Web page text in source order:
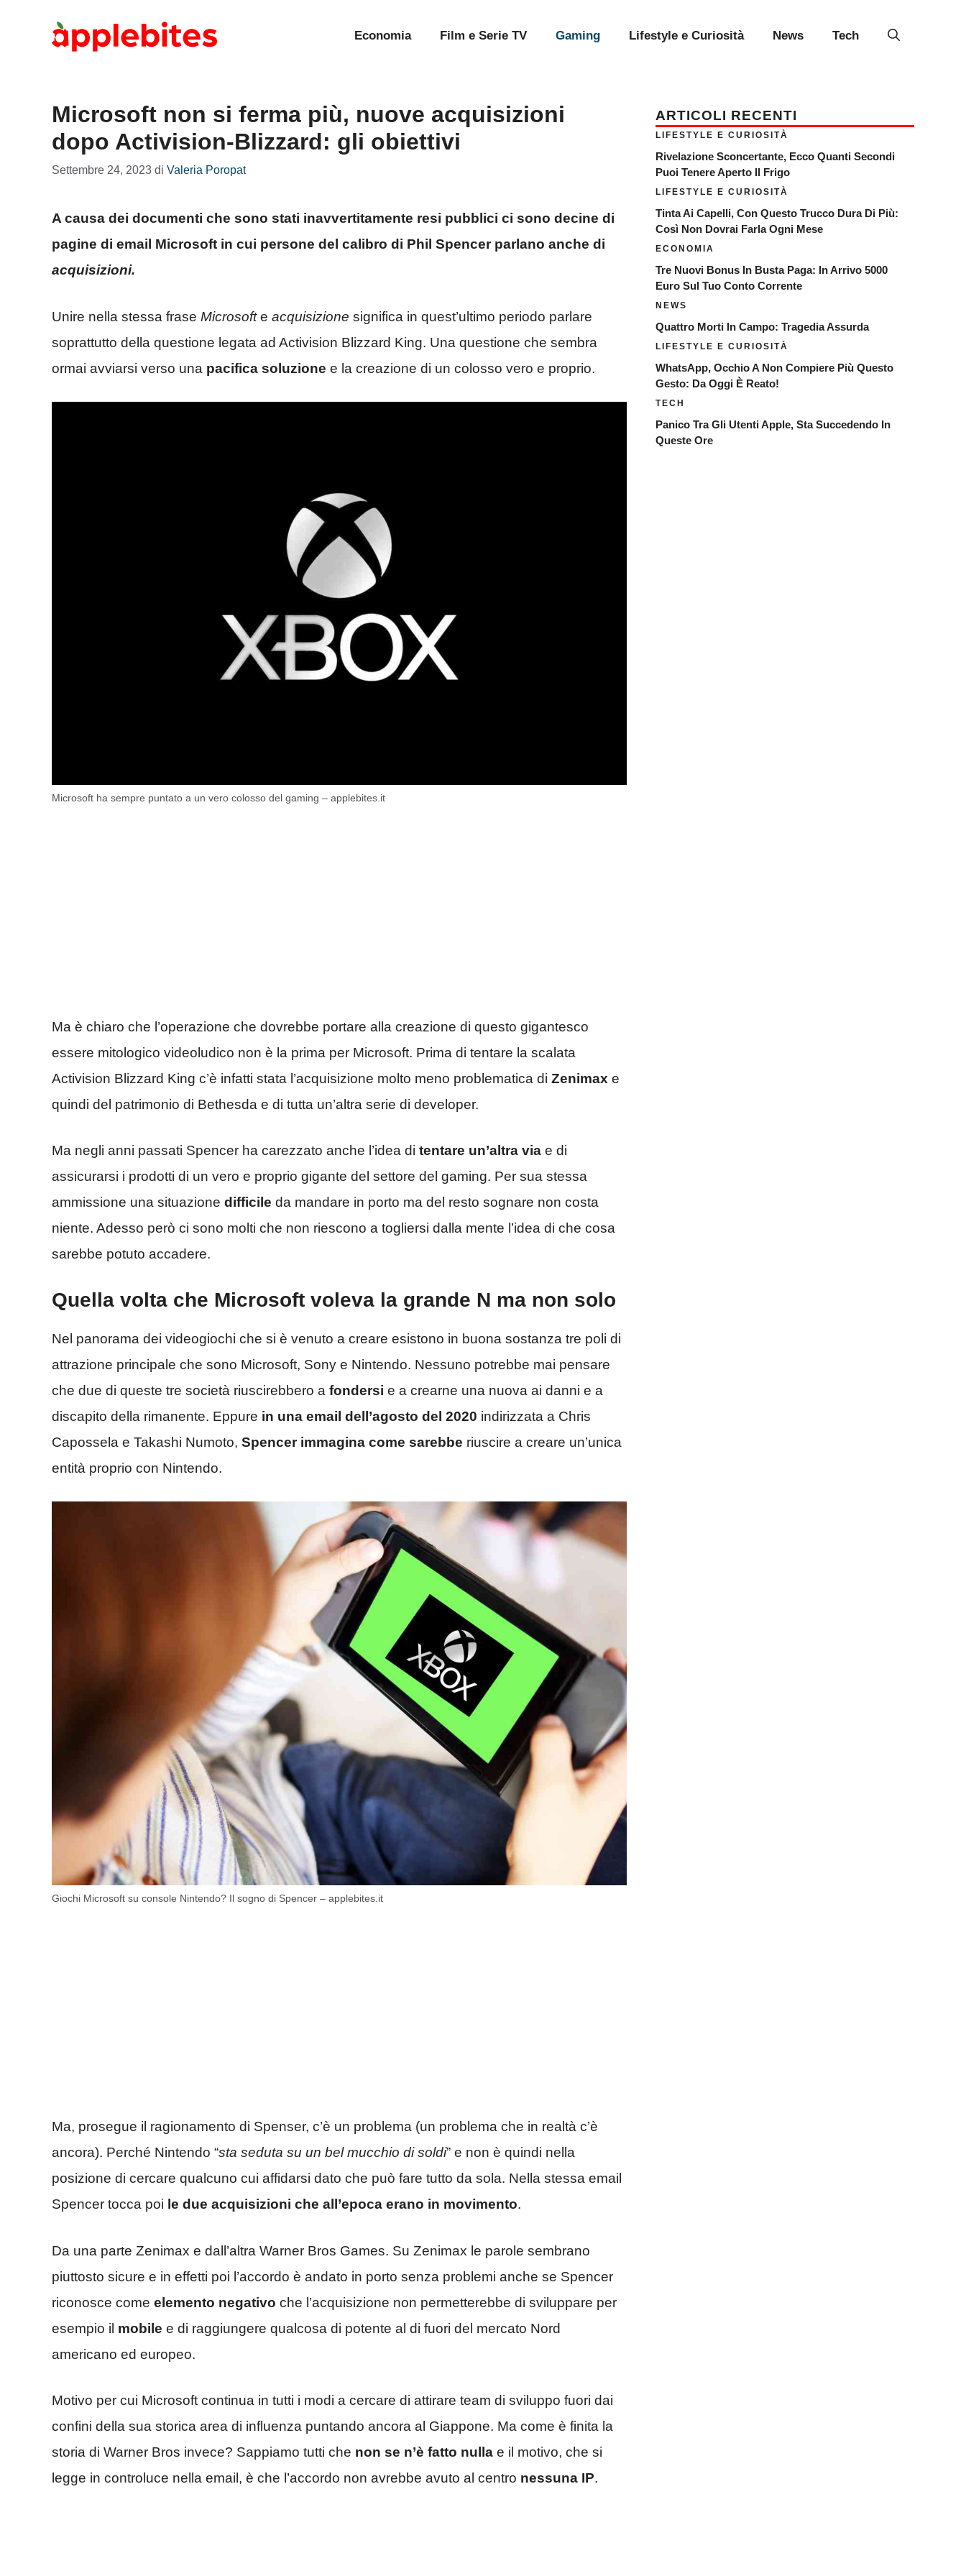
Economia Film e Serie TV Gaming Lifestyle e Curiosità News Tech
Microsoft non si ferma più, nuove acquisizioni
dopo Activision-Blizzard: gli obiettivi
Settembre 24, 2023 di Valeria Poropat
A causa dei documenti che sono stati inavvertitamente resi pubblici ci sono decine di
pagine di email Microsoft in cui persone del calibro di Phil Spencer parlano anche di
acquisizioni.
Unire nella stessa frase Microsofte acquisizione significa in quest’ultimo periodo parlare
soprattutto della questione legata ad Activision Blizzard King. Una questione che sembra
ormai avviarsi verso una pacifica soluzione e la creazione di un colosso vero e proprio.
Microsoft ha sempre puntato a un vero colosso del gaming – applebites.it
Ma è chiaro che l’operazione che dovrebbe portare alla creazione di questo gigantesco
essere mitologico videoludico non è la prima per Microsoft. Prima di tentare la scalata
Activision Blizzard King c’è infatti stata l’acquisizione molto meno problematica di Zenimax e
quindi del patrimonio di Bethesda e di tutta un’altra serie di developer.
Ma negli anni passati Spencer ha carezzato anche l’idea di tentare un’altra via e di
assicurarsi i prodotti di un vero e proprio gigante del settore del gaming. Per sua stessa
ammissione una situazione difficile da mandare in porto ma del resto sognare non costa
niente. Adesso però ci sono molti che non riescono a togliersi dalla mente l’idea di che cosa
sarebbe potuto accadere.
Quella volta che Microsoft voleva la grande N ma non solo
Nel panorama dei videogiochi che si è venuto a creare esistono in buona sostanza tre poli di
attrazione principale che sono Microsoft, Sony e Nintendo. Nessuno potrebbe mai pensare
che due di queste tre società riuscirebbero a fondersi e a crearne una nuova ai danni e a
discapito della rimanente. Eppure in una email dell’agosto del 2020 indirizzata a Chris
Capossela e Takashi Numoto, Spencer immagina come sarebbe riuscire a creare un’unica
entità proprio con Nintendo.
Giochi Microsoft su console Nintendo? Il sogno di Spencer – applebites.it
Ma, prosegue il ragionamento di Spenser, c’è un problema (un problema che in realtà c’è
ancora). Perché Nintendo “sta seduta su un bel mucchio di soldi” e non è quindi nella
posizione di cercare qualcuno cui affidarsi dato che può fare tutto da sola. Nella stessa email
Spencer tocca poi le due acquisizioni che all’epoca erano in movimento.
Da una parte Zenimax e dall’altra Warner Bros Games. Su Zenimax le parole sembrano
piuttosto sicure e in effetti poi l’accordo è andato in porto senza problemi anche se Spencer
riconosce come elemento negativo che l’acquisizione non permetterebbe di sviluppare per
esempio il mobile e di raggiungere qualcosa di potente al di fuori del mercato Nord
americano ed europeo.
Motivo per cui Microsoft continua in tutti i modi a cercare di attirare team di sviluppo fuori dai
confini della sua storica area di influenza puntando ancora al Giappone. Ma come è finita la
storia di Warner Bros invece? Sappiamo tutti che non se n’è fatto nulla e il motivo, che si
legge in controluce nella email, è che l’accordo non avrebbe avuto al centro nessuna IP.
ARTICOLI RECENTI
LIFESTYLE E CURIOSITÀ
Rivelazione Sconcertante, Ecco Quanti Secondi
Puoi Tenere Aperto Il Frigo
LIFESTYLE E CURIOSITÀ
Tinta Ai Capelli, Con Questo Trucco Dura Di Più:
Così Non Dovrai Farla Ogni Mese
ECONOMIA
Tre Nuovi Bonus In Busta Paga: In Arrivo 5000
Euro Sul Tuo Conto Corrente
NEWS
Quattro Morti In Campo: Tragedia Assurda
LIFESTYLE E CURIOSITÀ
WhatsApp, Occhio A Non Compiere Più Questo
Gesto: Da Oggi È Reato!
TECH
Panico Tra Gli Utenti Apple, Sta Succedendo In
Queste Ore